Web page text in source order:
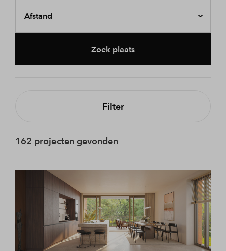
Afstand
Zoek plaats
Filter
162 projecten gevonden